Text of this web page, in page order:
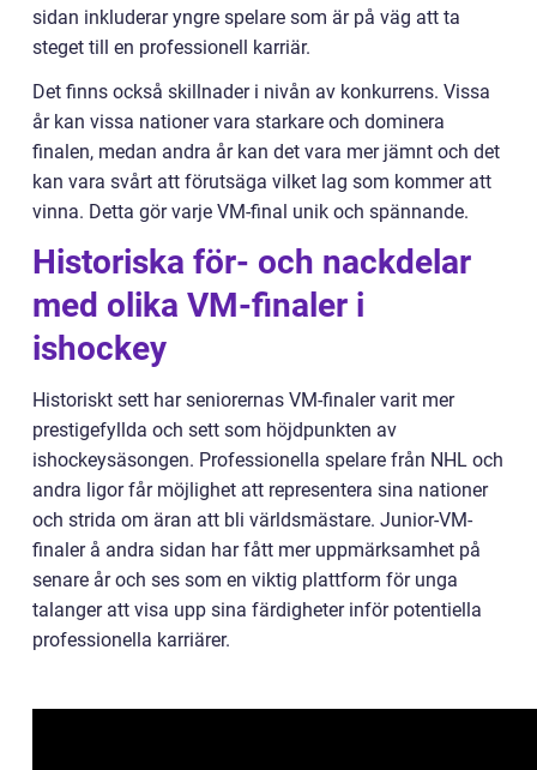
sidan inkluderar yngre spelare som är på väg att ta
steget till en professionell karriär.
Det finns också skillnader i nivån av konkurrens. Vissa
år kan vissa nationer vara starkare och dominera
finalen, medan andra år kan det vara mer jämnt och det
kan vara svårt att förutsäga vilket lag som kommer att
vinna. Detta gör varje VM-final unik och spännande.
Historiska för- och nackdelar
med olika VM-finaler i
ishockey
Historiskt sett har seniorernas VM-finaler varit mer
prestigefyllda och sett som höjdpunkten av
ishockeysäsongen. Professionella spelare från NHL och
andra ligor får möjlighet att representera sina nationer
och strida om äran att bli världsmästare. Junior-VM-
finaler å andra sidan har fått mer uppmärksamhet på
senare år och ses som en viktig plattform för unga
talanger att visa upp sina färdigheter inför potentiella
professionella karriärer.